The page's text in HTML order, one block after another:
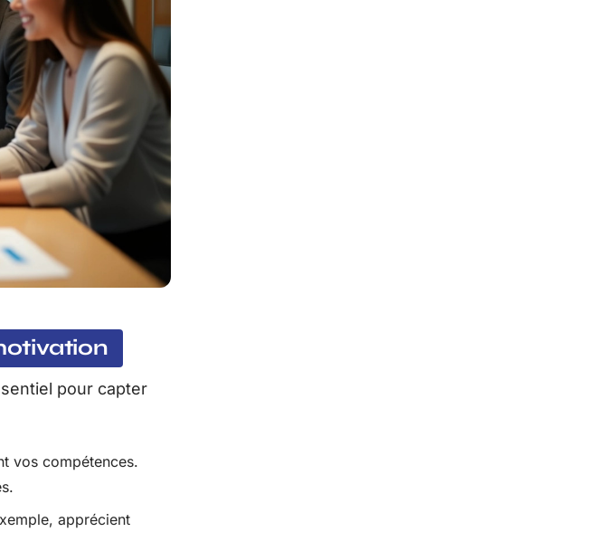
pour capter
vos compétences.
apprécient